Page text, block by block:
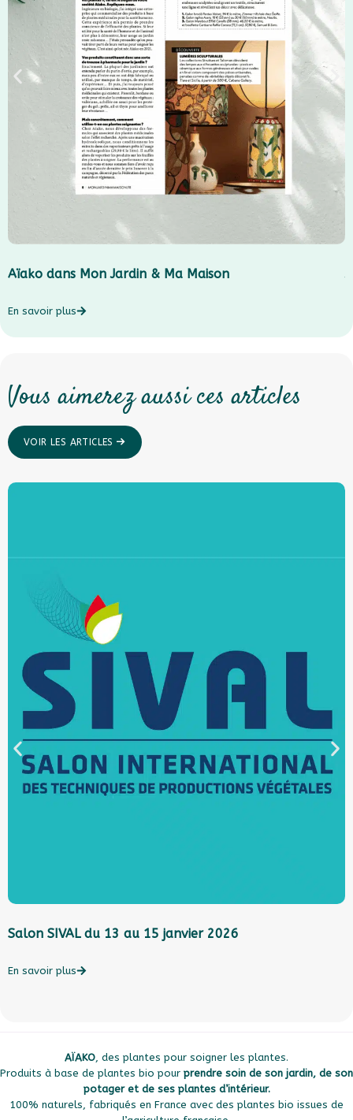
Aïako dans Mon Jardin & Ma Maison
En savoir plus
Vous aimerez aussi ces articles
VOIR LES ARTICLES
Salon SIVAL du 13 au 15 janvier 2026
En savoir plus
AÏAKO, des plantes pour soigner les plantes.
Produits à base de plantes bio pour prendre soin de son jardin, de son
potager et de ses plantes d’intérieur.
100% naturels, fabriqués en France avec des plantes bio issues de